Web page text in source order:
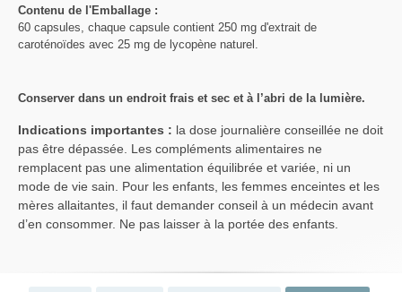
Contenu de l'Emballage :
60 capsules, chaque capsule contient 250 mg d'extrait de
caroténoïdes avec 25 mg de lycopène naturel.
Conserver dans un endroit frais et sec et à l’abri de la lumière.
Indications importantes : la dose journalière conseillée ne doit
pas être dépassée. Les compléments alimentaires ne
remplacent pas une alimentation équilibrée et variée, ni un
mode de vie sain. Pour les enfants, les femmes enceintes et les
mères allaitantes, il faut demander conseil à un médecin avant
d’en consommer. Ne pas laisser à la portée des enfants.